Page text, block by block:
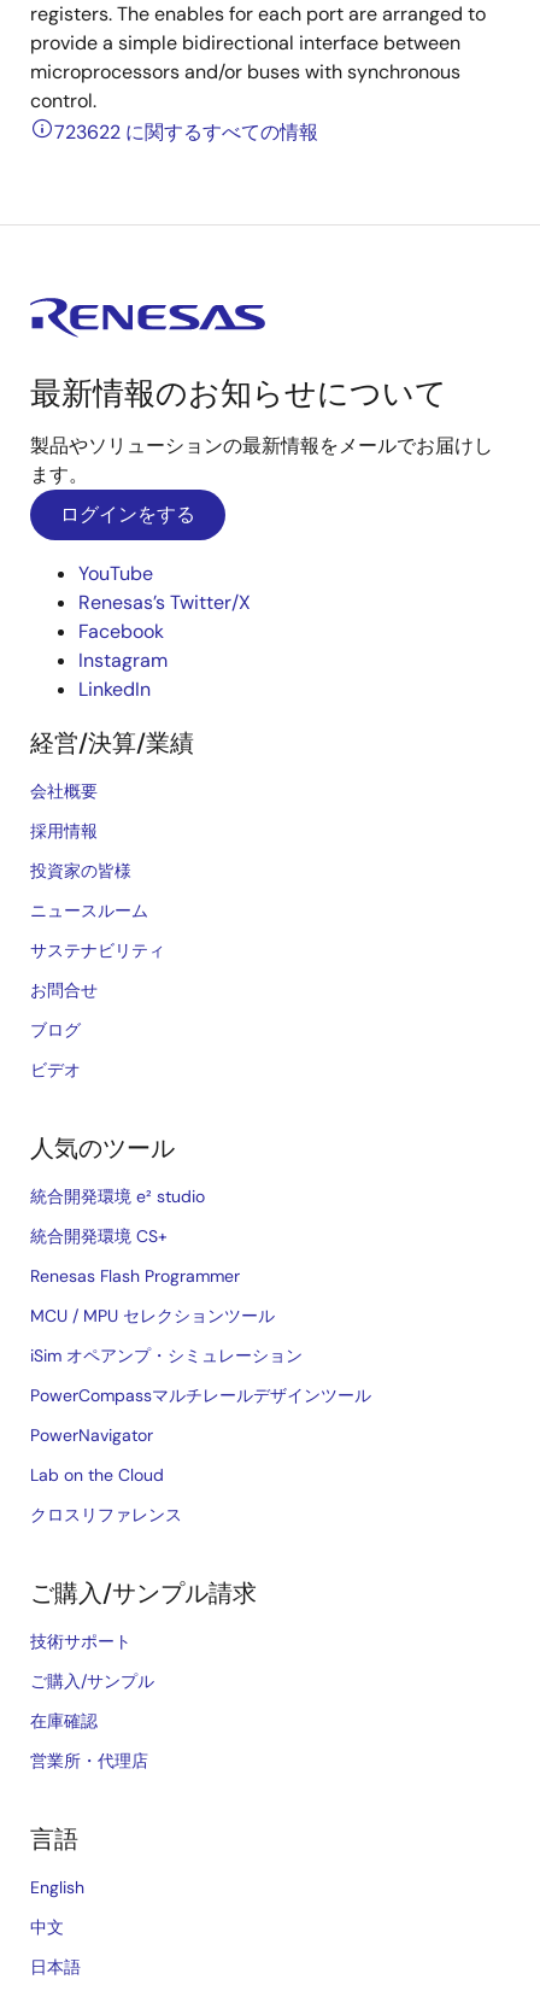
registers. The enables for each port are arranged to
provide a simple bidirectional interface between
microprocessors and/or buses with synchronous
control.
723622 に関するすべての情報
最新情報のお知らせについて
製品やソリューションの最新情報をメールでお届けし
ます。
ログインをする
YouTube
Renesas’s Twitter/X
Facebook
Instagram
LinkedIn
経営/決算/業績
会社概要
採用情報
投資家の皆様
ニュースルーム
サステナビリティ
お問合せ
ブログ
ビデオ
人気のツール
統合開発環境 e² studio
統合開発環境 CS+
Renesas Flash Programmer
MCU / MPU セレクションツール
iSim オペアンプ・シミュレーション
PowerCompassマルチレールデザインツール
PowerNavigator
Lab on the Cloud
クロスリファレンス
ご購入/サンプル請求
技術サポート
ご購入/サンプル
在庫確認
営業所・代理店
言語
English
中文
日本語